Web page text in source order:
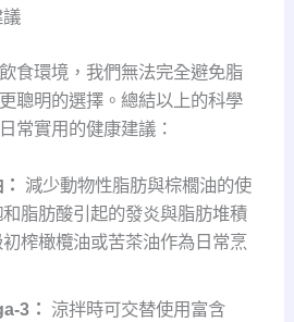
議
食環境，我們無法完全避免脂
聰明的選擇。總結以上的科學
常實用的健康建議：
減少動物性脂肪與棕櫚油的使
脂肪酸引起的發炎與脂肪堆積
榨橄欖油或苦茶油作為日常烹
3：
涼拌時可交替使用富含